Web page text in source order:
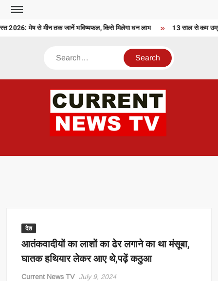
Skip
contentमेष से मीन तक जानें भविष्यफल, किसे मिलेगा धन लाभ 13 साल से कम उम्र
Search
देश
आतंकवादीयों का लाशों का ढेर लगाने का था मंसूबा,
घातक हथियार लेकर आए थे,पढ़ें कठुआ
Current News TV July 9, 2024